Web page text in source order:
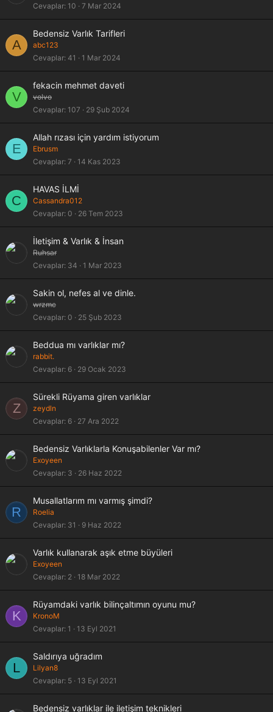
Cevaplar 10 7 Mar 2024
A
Bedensiz Varlık Tarifleri
abc123
Cevaplar 41 1 Mar 2024
V
fekacin mehmet daveti
volvo
Cevaplar 107 29 Şub 2024
E
Allah rızası için yardım istiyorum
Ebrusm
Cevaplar 7 14 Kas 2023
C
HAVAS İLMİ
Cassandra012
Cevaplar 0 26 Tem 2023
İletişim & Varlık & İnsan
Ruhsar
Cevaplar 34 1 Mar 2023
Sakin ol, nefes al ve dinle.
wrzmc
Cevaplar 0 25 Şub 2023
Beddua mı varlıklar mı?
rabbit.
Cevaplar 6 29 Ocak 2023
Z
Sürekli Rüyama giren varlıklar
zeydln
Cevaplar 6 27 Ara 2022
Bedensiz Varlıklarla Konuşabilenler Var mı?
Exoyeen
Cevaplar 3 26 Haz 2022
R
Musallatlarım mı varmış şimdi?
Roelia
Cevaplar 31 9 Haz 2022
Varlık kullanarak aşık etme büyüleri
Exoyeen
Cevaplar 2 18 Mar 2022
K
Rüyamdaki varlık bilinçaltımın oyunu mu?
KronoM
Cevaplar 1 13 Eyl 2021
L
Saldırıya uğradım
Lilyan8
Cevaplar 5 13 Eyl 2021
Bedensiz varlıklar ile iletişim teknikleri